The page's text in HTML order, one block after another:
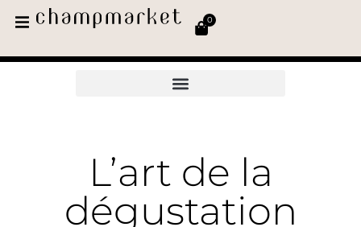
0
L’art de la
dégustation